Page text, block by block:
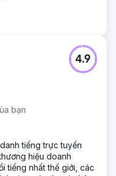
bạn
4.9
tiếng trực tuyến
hiệu doanh
tiếng nhất thế giới, các